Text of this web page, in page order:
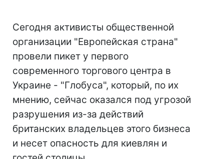
Сегодня активисты общественной
организации "Европейская страна"
провели пикет у первого
современного торгового центра в
Украине - "Глобуса", который, по их
мнению, сейчас оказался под угрозой
разрушения из-за действий
британских владельцев этого бизнеса
и несет опасность для киевлян и